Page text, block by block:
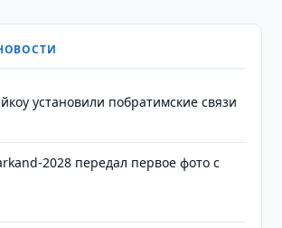
установили побратимские связи
2028 передал первое фото с